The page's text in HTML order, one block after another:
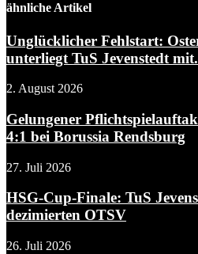
ähnliche Artikel
Unglücklicher Fehlstart:
unterliegt TuS Jevenstedt
2. August 2026
Gelungener
4:1 bei Borussia Rendsburg
27. Juli 2026
HSG-Cup-Finale: TuS
dezimierten OTSV
26. Juli 2026